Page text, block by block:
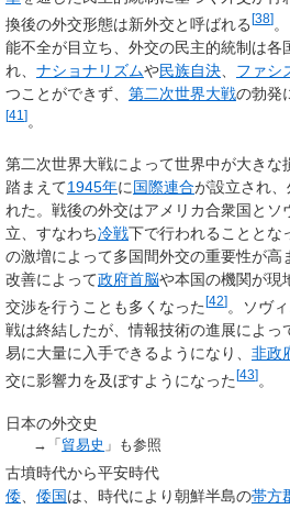
換後の外交形態は新外交と呼ばれる[38]
能不全が目立ち、外交の民主的統制は各
れ、 ナショナリズムや民族自決 ファシ
つことができず、 第二次世界大戦の勃発
[41 ]。
第二次世界大戦によって世界中が大きな
踏まえて1945年に国際連合が設立され
れた。戦後の外交はアメリカ合衆国とソ
立、すなわち冷戦下で行われることとな
の激増によって多国間外交の重要性が高
改善によって政府首脳や本国の機関が現
交渉を行うことも多くなった[42]。ソヴ
戦は終結したが、情報技術の進展によっ
易に大量に入手できるようになり、 非政
交に影響力を及ぼすようになった[43]。
日本の外交史
→「 貿易史 」も参照
古墳時代から平安時代
倭
倭国は、時代により朝鮮半島の帯方